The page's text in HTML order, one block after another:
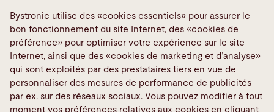
Liens
Media Center
Quality policies
Signaler une erreur
TeamViewer
Bystronic utilise des «cookies essentiels» pour assurer le
bon fonctionnement du site Internet, des «cookies de
préférence» pour optimiser votre expérience sur le site
Internet, ainsi que des «cookies de marketing et d’analyse»
qui sont exploités par des prestataires tiers en vue de
personnaliser des mesures de performance de publicités
par ex. sur des réseaux sociaux. Vous pouvez modifier à tout
moment vos préférences relatives aux cookies en cliquant